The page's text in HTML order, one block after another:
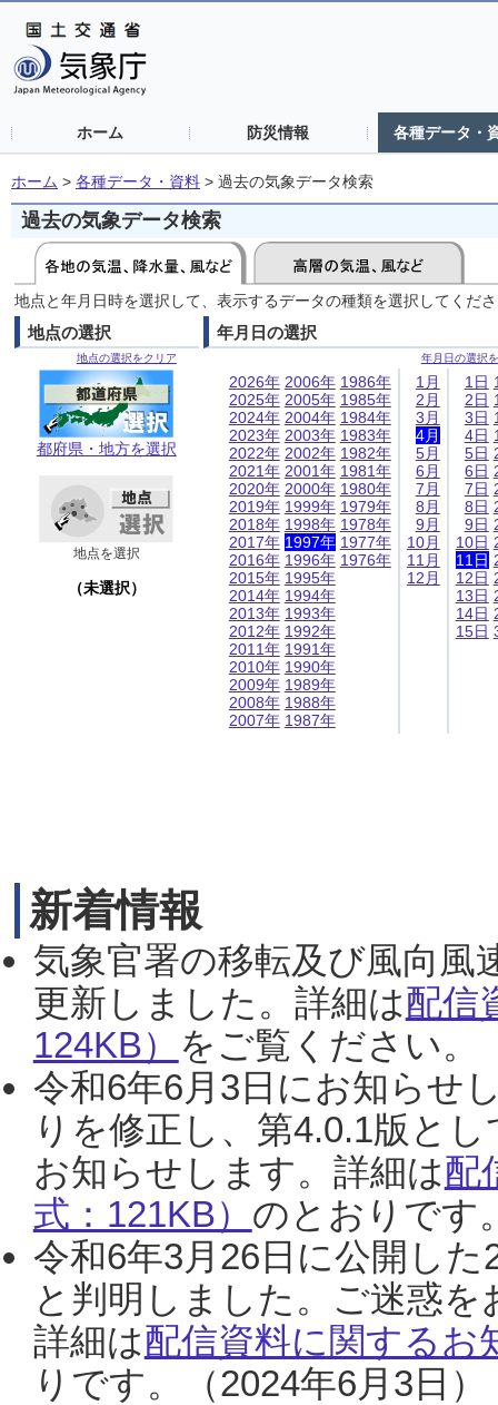
ホーム 防災情報 各種データ・
ホーム > 各種データ・資料 > 過去の気象データ検索
過去の気象データ検索
地点と年月日時を選択して、表示するデータの種類を選択してくだ
地点の選択
地点の選択をクリア
都府県・地方を選択
地点を選択
（未選択）
年月日の選択
年月日の選択
2026年
2025年
2024年
2023年
2022年
2021年
2020年
2019年
2018年
2017年
2016年
2015年
2014年
2013年
2012年
2011年
2010年
2009年
2008年
2007年
2006年
2005年
2004年
2003年
2002年
2001年
2000年
1999年
1998年
1997年
1996年
1995年
1994年
1993年
1992年
1991年
1990年
1989年
1988年
1987年
1986年
1985年
1984年
1983年
1982年
1981年
1980年
1979年
1978年
1977年
1976年
1月
2月
3月
4月
5月
6月
7月
8月
9月
10月
11月
12月
1日
2日
3日
4日
5日
6日
7日
8日
9日
10日
11日
12日
13日
14日
15日
新着情報
気象官署の移転及び風向風
更新しました。詳細は配信
124KB） をご覧ください。
令和6年6月3日にお知らせ
りを修正し、第4.0.1版と
お知らせします。詳細は配
式：121KB） のとおりです
令和6年3月26日に公開し
と判明しました。ご迷惑
詳細は配信資料に関するお
りです。（2024年6月3日）